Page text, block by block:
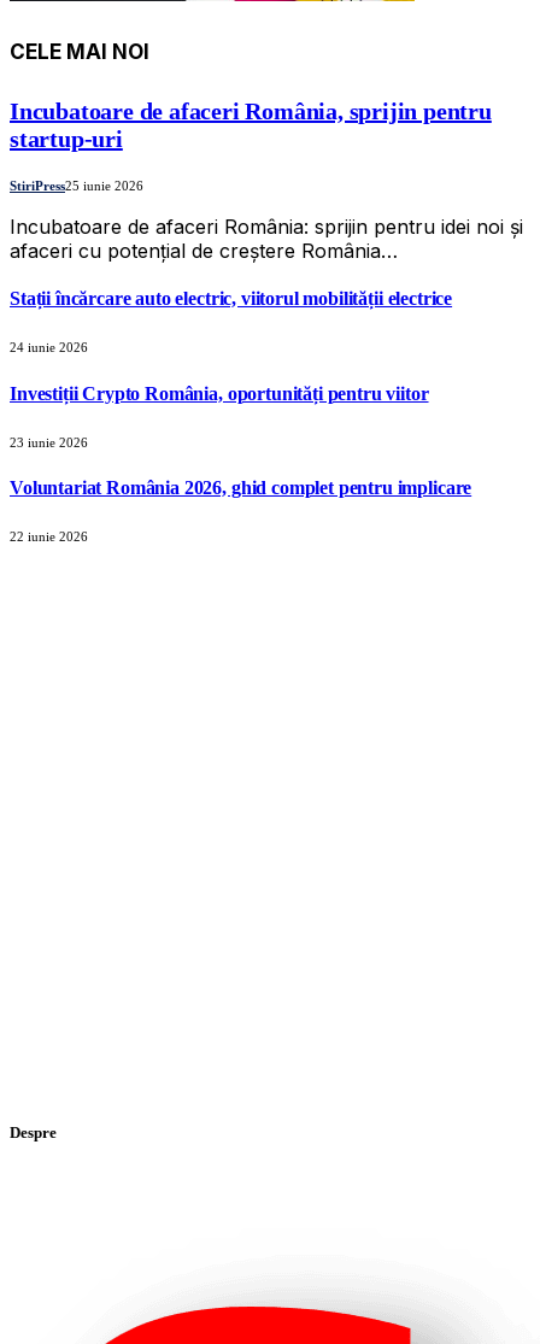
CELE MAI NOI
Incubatoare de afaceri România, sprijin pentru
startup-uri
StiriPress25 iunie 2026
Incubatoare de afaceri România: sprijin pentru idei noi și
afaceri cu potențial de creștere România…
Stații încărcare auto electric, viitorul mobilității electrice
24 iunie 2026
Investiții Crypto România, oportunități pentru viitor
23 iunie 2026
Voluntariat România 2026, ghid complet pentru implicare
22 iunie 2026
Despre